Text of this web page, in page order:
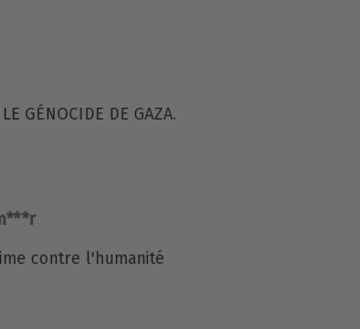
GÉNOCIDE DE GAZA.
contre l'humanité